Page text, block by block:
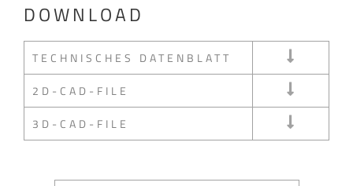
DOWNLOAD
TECHNISCHES DATENBLATT
2D-CAD-FILE
3D-CAD-FILE